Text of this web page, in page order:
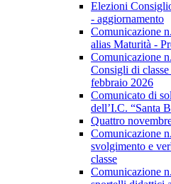
Elezioni
- aggiornamento
Comunicazione
alias Maturità -
Comunicazione
Consigli di
febbraio 2026
Comunicato di
dell’I.C. “Santa
Quattro
Comunicazione
svolgimento e
classe
Comunicazione